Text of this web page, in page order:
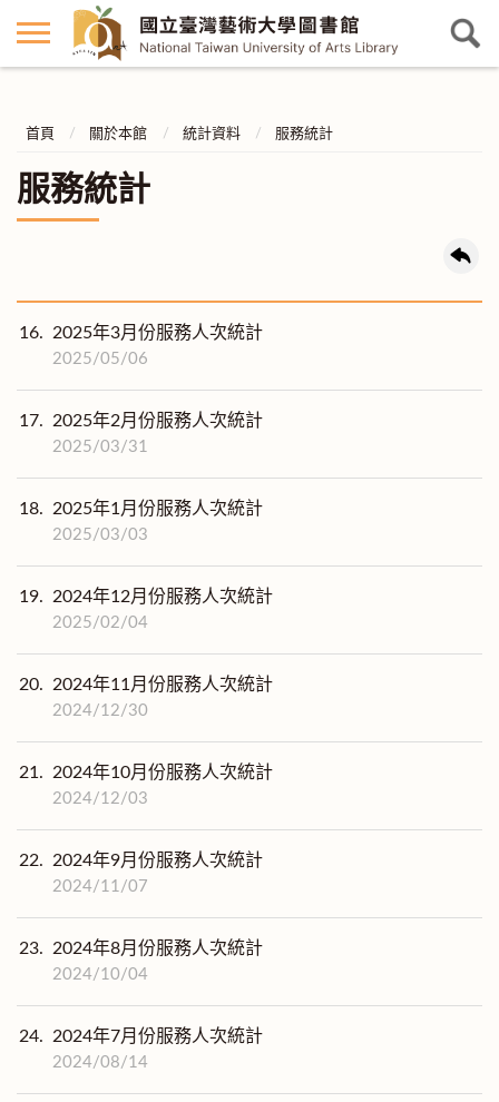
首頁 關於本館 統計資料 服務統計
服務統計
16. 2025年3月份服務人次統計
2025/05/06
17. 2025年2月份服務人次統計
2025/03/31
18. 2025年1月份服務人次統計
2025/03/03
19. 2024年12月份服務人次統計
2025/02/04
20. 2024年11月份服務人次統計
2024/12/30
21. 2024年10月份服務人次統計
2024/12/03
22. 2024年9月份服務人次統計
2024/11/07
23. 2024年8月份服務人次統計
2024/10/04
24. 2024年7月份服務人次統計
2024/08/14